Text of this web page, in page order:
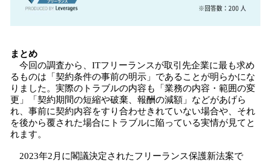
まとめ
今回の調査から、ITフリーランスが取引先企業に最も求め
るものは「契約条件の事前の明示」であることが明らかにな
りました。実際のトラブルの内容も「業務の内容・範囲の変
更」「契約期間の短縮や破棄、報酬の減額」などがあげら
れ、事前に契約内容をすり合わせきれていない場合や、それ
を後から覆された場合にトラブルに陥っている実情が見てと
れます。
2023年2月に閣議決定されたフリーランス保護新法案で